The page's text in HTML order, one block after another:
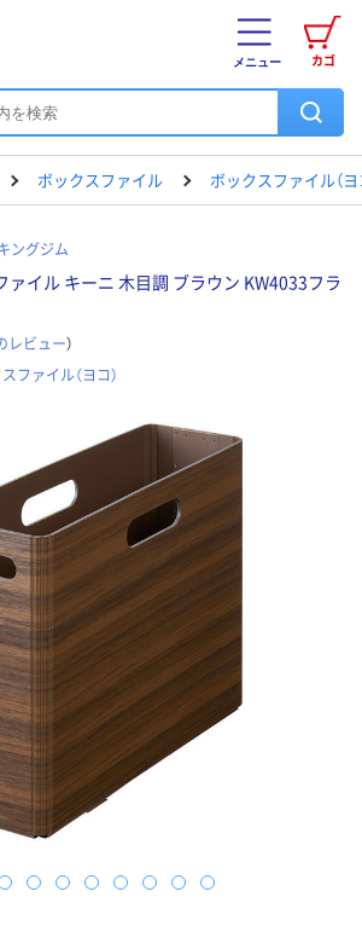
カゴ
メニュー
ボックスファイル ボックスファイル（ヨ
ングジム
ァイル キーニ 木目調 ブラウン KW4033フラ
レビュー）
ファイル（ヨコ）